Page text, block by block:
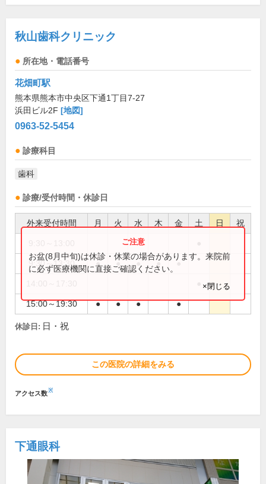
秋山歯科クリニック
所在地・電話番号
花畑町駅
熊本県熊本市中央区下通1丁目7-27
浜田ビル2F [地図]
0963-52-5454
診療科目
歯科
診療/受付時間・休診日
外来受付時間 月 火 水 木 金 土 日 祝
9:30～13:30 ● ● ● ● ●
15:00～19:30 ● ● ● ●
お盆(8月中旬)は休診・休業の場合があります。来院前
に必ず医療機関に直接ご確認ください。
×閉じる
休診日: 日・祝
この医院の詳細をみる
アクセス数※
下通眼科